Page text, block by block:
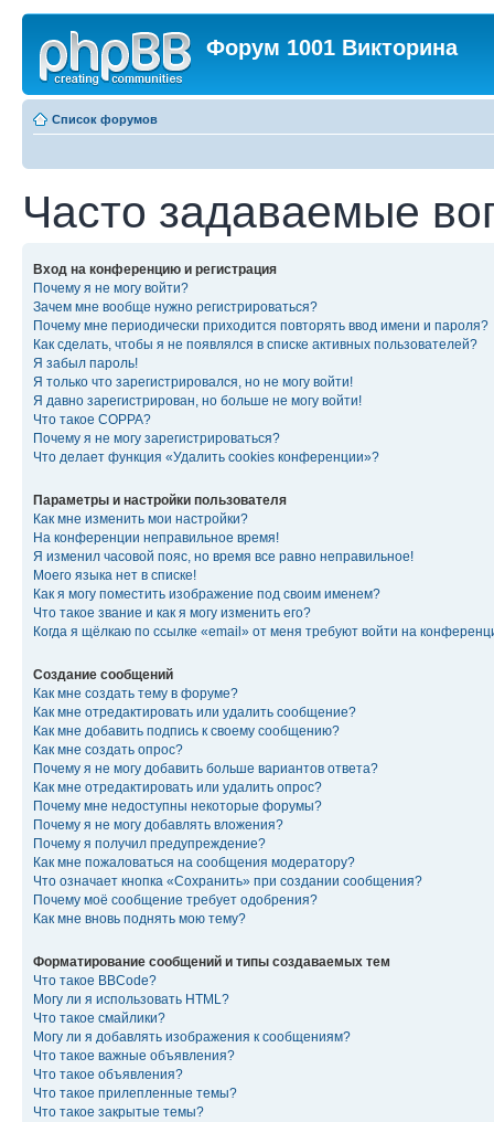
Форум 1001 Викторина
Список форумов
Часто задаваемые
Вход на конференцию и регистрация
Почему я не могу войти?
Зачем мне вообще нужно регистрироваться?
Почему мне периодически приходится повторять ввод имени и пароля?
Как сделать, чтобы я не появлялся в списке активных пользователей?
Я забыл пароль!
Я только что зарегистрировался, но не могу войти!
Я давно зарегистрирован, но больше не могу войти!
Что такое COPPA?
Почему я не могу зарегистрироваться?
Что делает функция «Удалить cookies конференции»?
Параметры и настройки пользователя
Как мне изменить мои настройки?
На конференции неправильное время!
Я изменил часовой пояс, но время все равно неправильное!
Моего языка нет в списке!
Как я могу поместить изображение под своим именем?
Что такое звание и как я могу изменить его?
Когда я щёлкаю по ссылке «email» от меня требуют войти на
Создание сообщений
Как мне создать тему в форуме?
Как мне отредактировать или удалить сообщение?
Как мне добавить подпись к своему сообщению?
Как мне создать опрос?
Почему я не могу добавить больше вариантов ответа?
Как мне отредактировать или удалить опрос?
Почему мне недоступны некоторые форумы?
Почему я не могу добавлять вложения?
Почему я получил предупреждение?
Как мне пожаловаться на сообщения модератору?
Что означает кнопка «Сохранить» при создании сообщения?
Почему моё сообщение требует одобрения?
Как мне вновь поднять мою тему?
Форматирование сообщений и типы создаваемых тем
Что такое BBCode?
Могу ли я использовать HTML?
Что такое смайлики?
Могу ли я добавлять изображения к сообщениям?
Что такое важные объявления?
Что такое объявления?
Что такое прилепленные темы?
Что такое закрытые темы?